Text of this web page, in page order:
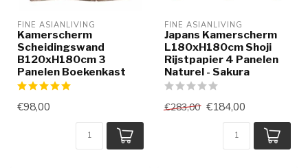
FINE ASIANLIVING
Kamerscherm
Scheidingswand
B120xH180cm 3
Panelen Boekenkast
€98,00
FINE ASIANLIVING
Japans Kamerscherm
L180xH180cm Shoji
Rijstpapier 4 Panelen
Naturel - Sakura
€283,00 €184,00